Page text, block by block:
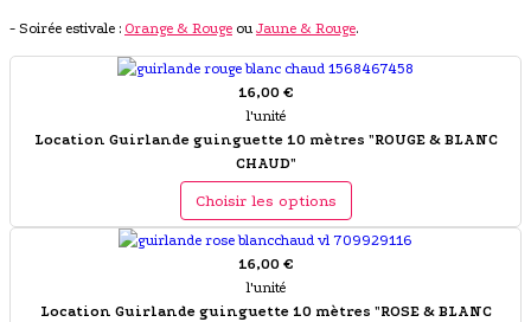
- Soirée estivale : Orange & Rouge ou Jaune & Rouge.
16,00 €
l'unité
Location Guirlande guinguette 10 mètres "ROUGE & BLANC
CHAUD"
Choisir les options
16,00 €
l'unité
Location Guirlande guinguette 10 mètres "ROSE & BLANC